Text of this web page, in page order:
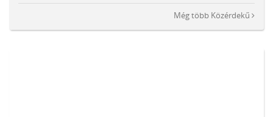
Még több Közérdekű